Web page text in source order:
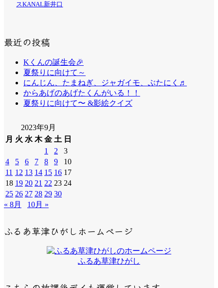
スKANAL新井口
最近の投稿
Kくんの誕生会🎉
夏祭りに向けて～
にんじん、たまねぎ、ジャガイモ、ぶたにく♬
からあげのあげたくんがいる！！
夏祭りに向けて〜 &影絵クイズ
2023年9月
月 火 水 木 金 土 日
1
2
3
4
5 6 7 8 9
10
11 12 13 14 15 16 17
18 19 20 21 22 23 24
25 26 27 28 29 30
« 8月
10月 »
ふるあ草津ひがしホームページ
ふるあ草津ひがし